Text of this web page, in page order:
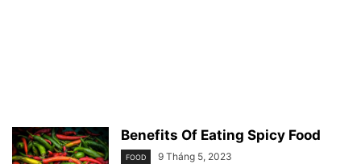
Benefits Of Eating Spicy Food
FOOD 9 Tháng 5, 2023